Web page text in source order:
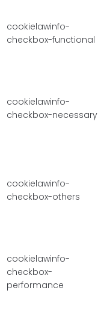
cookielawinfo-
checkbox-functional
cookielawinfo-
checkbox-necessary
cookielawinfo-
checkbox-others
cookielawinfo-
checkbox-
performance